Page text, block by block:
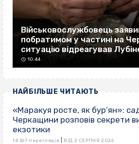
Військовослужбовець
побратимом у частині на
ситуацію відреагував
10:44
НАЙБІЛЬШЕ ЧИТАЮТЬ
«Маракуя росте, як бур’ян»:
Черкащини розповів секрети
екзотики
14 367 переглядів ВІД 2 СЕРПНЯ 2026